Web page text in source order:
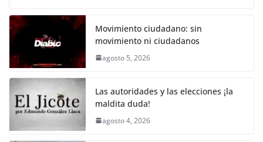
k
c
e
b
o
o
k
itt
er s
A
p
y
Li
k
gr
a
e
Movimiento ciudadano: sin
movimiento ni ciudadanos
agosto 5, 2026
Las autoridades y las elecciones ¡la
maldita duda!
agosto 4, 2026